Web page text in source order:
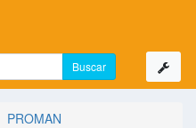
PROMAN